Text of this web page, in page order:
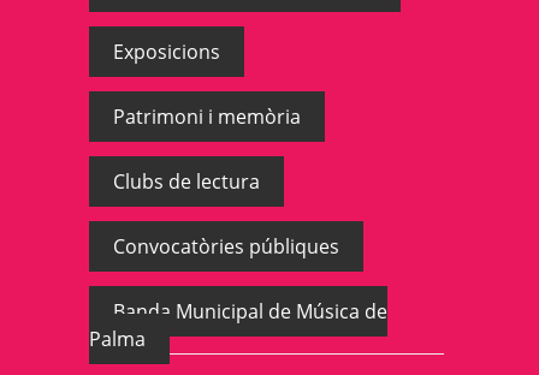
Exposicions
Patrimoni i memòria
Clubs de lectura
Convocatòries públiques
Banda Municipal de Música de
Palma